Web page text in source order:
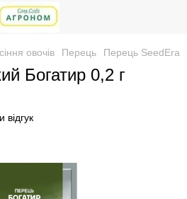
овочів Перець Перець SeedEra
Богатир 0,2 г
відгук